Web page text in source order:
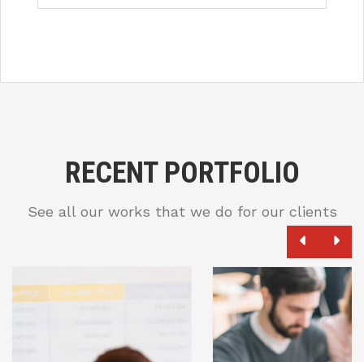
RECENT PORTFOLIO
See all our works that we do for our clients